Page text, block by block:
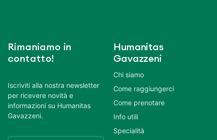
Rimaniamo in
contatto!
Iscriviti alla nostra newsletter
per ricevere novità e
informazioni su Humanitas
Gavazzeni.
Humanitas
Gavazzeni
Chi siamo
Come raggiungerci
Come prenotare
Info utili
Specialità